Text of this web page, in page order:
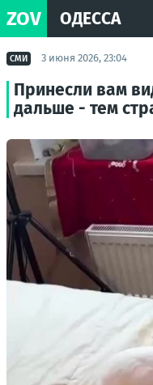
ZOV ОДЕССА
СМИ 3 июня 2026, 23:04
Принесли вам
дальше - тем